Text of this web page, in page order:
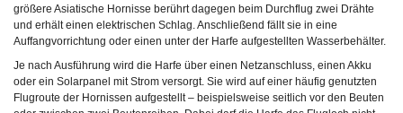
größere Asiatische Hornisse berührt dagegen beim Durchflug zwei Drähte
und erhält einen elektrischen Schlag. Anschließend fällt sie in eine
Auffangvorrichtung oder einen unter der Harfe aufgestellten Wasserbehälter.
Je nach Ausführung wird die Harfe über einen Netzanschluss, einen Akku
oder ein Solarpanel mit Strom versorgt. Sie wird auf einer häufig genutzten
Flugroute der Hornissen aufgestellt – beispielsweise seitlich vor den Beuten